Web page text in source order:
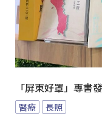
「屏東好罩」專書
醫療 長照